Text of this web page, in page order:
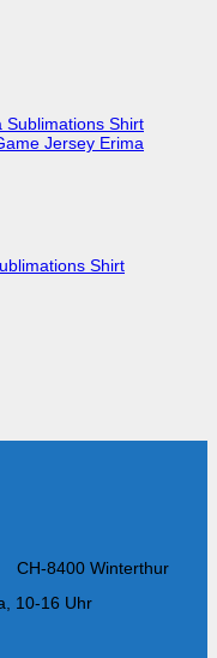
Shirt
8400 Winterthur
10-16 Uhr